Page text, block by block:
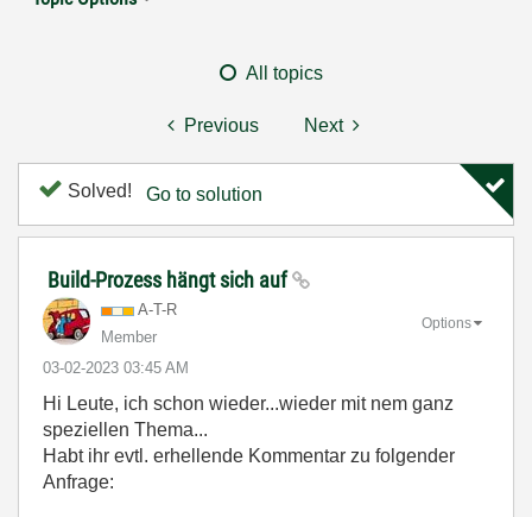
All topics
Previous Next
Solved! Go to solution
Build-Prozess hängt sich auf
A-T-R
Member
‎03-02-2023 03:45 AM
Options
Hi Leute, ich schon wieder...wieder mit nem ganz
speziellen Thema...
Habt ihr evtl. erhellende Kommentar zu folgender
Anfrage: